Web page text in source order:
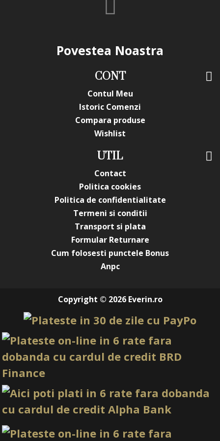
Povestea Noastra
CONT
Contul Meu
Istoric Comenzi
Compara produse
Wishlist
UTIL
Contact
Politica cookies
Politica de confidentialitate
Termeni si conditii
Transport si plata
Formular Returnare
Cum folosesti punctele Bonus
Anpc
Copyright © 2026 Everin.ro